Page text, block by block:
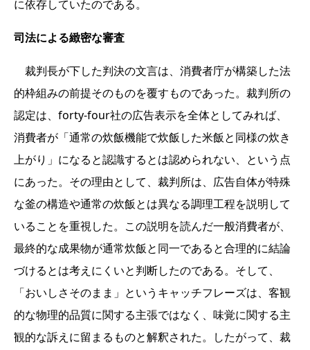
に依存していたのである。
司法による緻密な審査
裁判長が下した判決の文言は、消費者庁が構築した法
的枠組みの前提そのものを覆すものであった。裁判所の
認定は、forty-four社の広告表示を全体としてみれば、
消費者が「通常の炊飯機能で炊飯した米飯と同様の炊き
上がり」になると認識するとは認められない、という点
にあった。その理由として、裁判所は、広告自体が特殊
な釜の構造や通常の炊飯とは異なる調理工程を説明して
いることを重視した。この説明を読んだ一般消費者が、
最終的な成果物が通常炊飯と同一であると合理的に結論
づけるとは考えにくいと判断したのである。そして、
「おいしさそのまま」というキャッチフレーズは、客観
的な物理的品質に関する主張ではなく、味覚に関する主
観的な訴えに留まるものと解釈された。したがって、裁